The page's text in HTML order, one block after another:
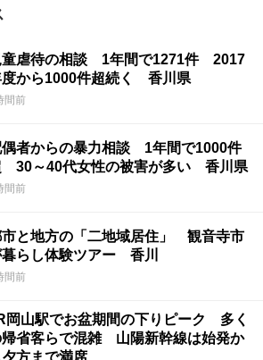
童虐待の相談 1年間で1271件 2017
度から1000件超続く 香川県
間前
者からの暴力相談 1年間で1000件
30～40代女性の被害が多い 香川県
間前
と地方の「二地域居住」 観音寺市
らし体験ツアー 香川
間前
岡山駅でお盆期間の下りピーク 多く
省客らで混雑 山陽新幹線は始発か
夕方まで満席